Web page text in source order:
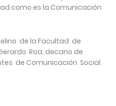
como es la Comunicación
de la Facultad de
Roa; decano de
de Comunicación Social.